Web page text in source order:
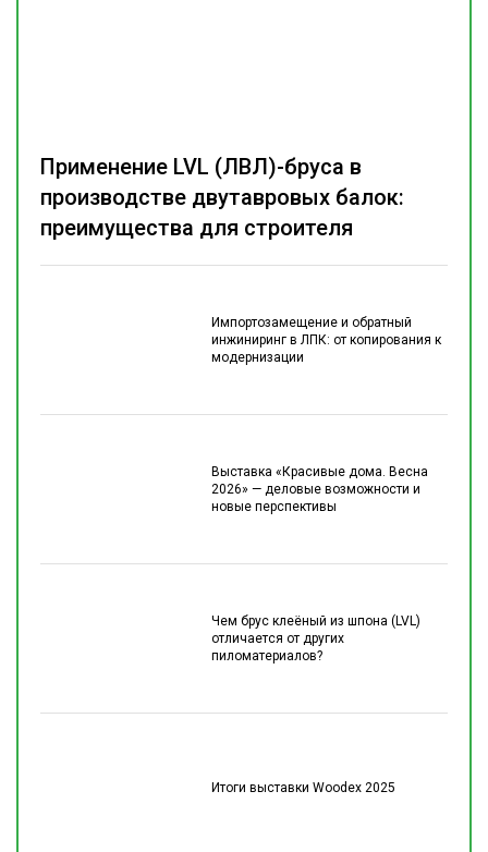
Импортозамещение и обратный
инжиниринг в ЛПК: от копирования к
модернизации
Выставка «Красивые дома. Весна
2026» — деловые возможности и
новые перспективы
Чем брус клеёный из шпона (LVL)
отличается от других
пиломатериалов?
Итоги выставки Woodex 2025
Применение LVL (ЛВЛ)-бруса в
производстве двутавровых балок:
преимущества для строителя